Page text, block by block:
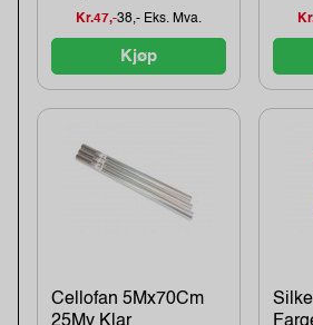
Kr.47,-38,- Eks. Mva.
Kjøp
Cellofan 5Mx70Cm